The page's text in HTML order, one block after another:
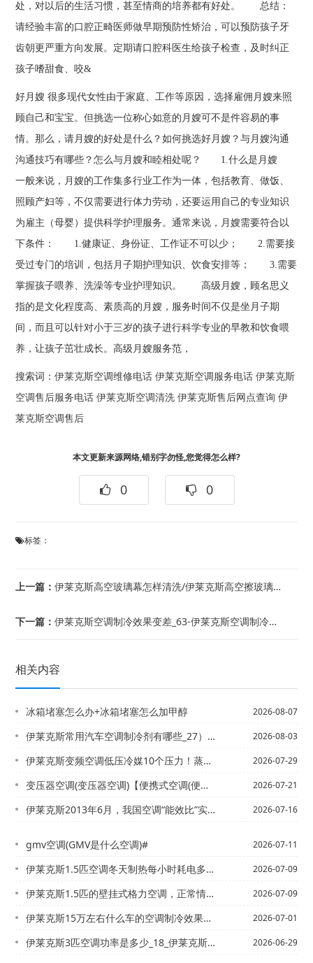
处，对以后的生活习惯，甚至情商的培养都有好处。 总结：
请经验丰富的口腔正畸医师做早期预防性矫治，可以预防孩子牙
齿朝更严重方向发展。定期请口腔科医生给孩子检查，及时纠正
孩子嗜甜食、咬&
好月嫂 很多现代女性由于家庭、工作等原因，选择雇佣月嫂来照
顾自己和宝宝。但挑选一位称心如意的月嫂可不是件容易的事
情。那么，请月嫂的好处是什么？如何挑选好月嫂？与月嫂沟通
沟通技巧有哪些？怎么与月嫂和睦相处呢？ 1.什么是月嫂
一般来说，月嫂的工作集多行业工作为一体，包括教育、做饭、
照顾产妇等，不仅需要进行体力劳动，还要运用自己的专业知识
为雇主（母婴）提供科学护理服务。通常来说，月嫂需要符合以
下条件： 1.健康证、身份证、工作证不可以少； 2.需要接
受过专门的培训，包括月子期护理知识、饮食安排等； 3.需要
掌握孩子喂养、洗澡等专业护理知识。 高级月嫂，顾名思义
指的是文化程度高、素质高的月嫂，服务时间不仅是坐月子期
间，而且可以针对小于三岁的孩子进行科学专业的早教和饮食喂
养，让孩子茁壮成长。高级月嫂服务范，
搜索词：伊莱克斯空调维修电话 伊莱克斯空调服务电话 伊莱克斯
空调售后服务电话 伊莱克斯空调清洗 伊莱克斯售后网点查询 伊
莱克斯空调售后
本文更新来源网络,错别字勿怪,您觉得怎么样?
0 0
标签：
上一篇：伊莱克斯高空玻璃幕怎样清洗/伊莱克斯高空擦玻璃多少钱一天
下一篇：伊莱克斯空调制冷效果变差_63-伊莱克斯空调制冷效果变差但能制冷维修人员说正常怎...
相关内容
冰箱堵塞怎么办+冰箱堵塞怎么加甲醇 2026-08-07
伊莱克斯常用汽车空调制冷剂有哪些_27）常用汽车空调制冷剂有哪些_28 2026-08-03
伊莱克斯变频空调低压冷媒10个压力！蒸发器冷凝器都通风良好！就是不怎么制冷！求各... 2026-07-29
变压器空调(变压器空调)【便携式空调(便携式空调一体机怎么样) 2026-07-21
伊莱克斯2013年6月，我国空调“能效比”实行新的等级标准，空调制冷“能效比”E... 2026-07-16
gmv空调(GMV是什么空调)# 2026-07-11
伊莱克斯1.5匹空调冬天制热每小时耗电多少_2，伊莱克斯1.5匹空调一小时多少度... 2026-07-09
伊莱克斯1.5匹的壁挂式格力空调，正常情况下使用，一天24小时需要消耗大约几度电... 2026-07-09
伊莱克斯15万左右什么车的空调制冷效果好_5\伊莱克斯15座全顺加多少制冷剂 2026-07-01
伊莱克斯3匹空调功率是多少_18_伊莱克斯3匹空调耗电量每小时需要多少度（大概）... 2026-06-29